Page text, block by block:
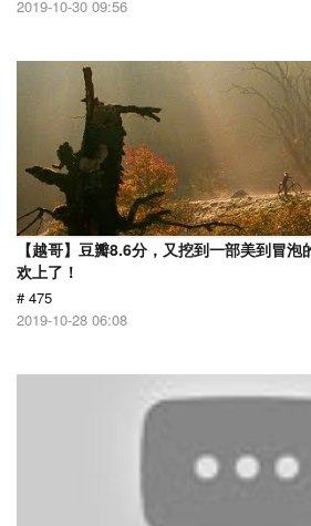
2019-10-30 09:56
【越哥】豆瓣8.6分，又挖到一部美到冒
欢上了！
# 475
2019-10-28 06:08